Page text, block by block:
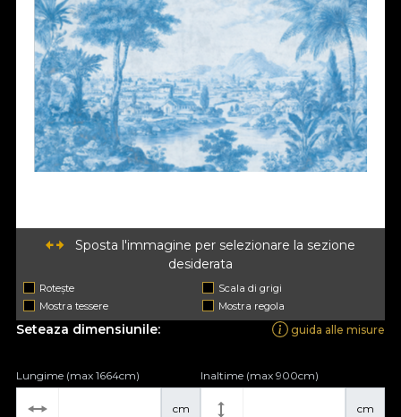
Sposta l'immagine per selezionare la sezione
desiderata
Rotește
Scala di grigi
Mostra tessere
Mostra regola
Seteaza dimensiunile: guida alle misure
cm
Lungime (max 1664cm)
cm
Inaltime (max 900cm)